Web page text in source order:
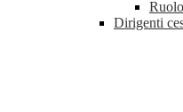
Dirigenti